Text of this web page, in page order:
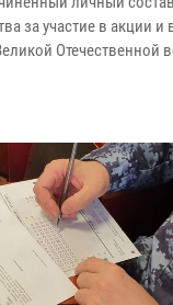
за участие в акции и
Отечественной